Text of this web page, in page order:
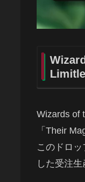
Wizards of
「Their
このドロ
した受注生